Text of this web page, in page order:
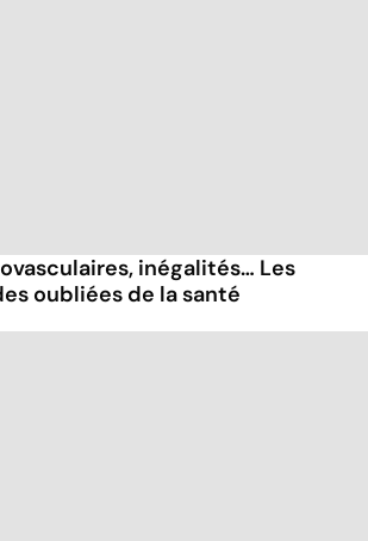
inégalités… Les
oubliées de la santé